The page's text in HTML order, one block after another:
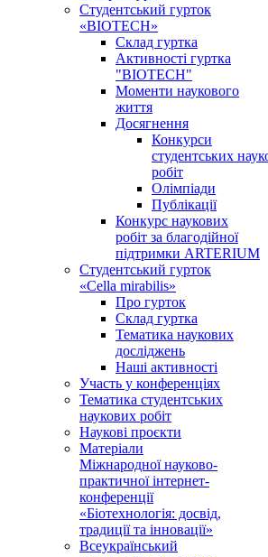
Студентський гурток
«BIOTECH»
Склад гуртка
Активності гуртка
"BIOTECH"
Моменти наукового
життя
Досягнення
Конкурси
студентських
робіт
Олімпіади
Публікації
Конкурс наукових
робіт за благодійної
підтримки ARTERIUM
Студентський гурток
«Cella mirabilis»
Про гурток
Склад гуртка
Тематика наукових
досліджень
Наші активності
Участь у конференціях
Тематика студентських
наукових робіт
Наукові проєкти
Матеріали
Міжнародної науково-
практичної інтернет-
конференції
«Біотехнологія: досвід,
традиції та інновації»
Всеукраїнський